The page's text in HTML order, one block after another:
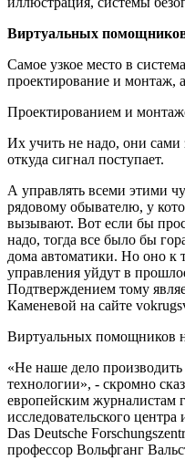
Виртуальных
Самое узкое место в
проектирование и монтаж,
Проектированием и
Их учить не надо, они сами
откуда сигнал поступает.
А управлять всеми этими
рядовому обывателю, у
вызывают. Вот если бы
надо, тогда все было бы
дома автоматики. Но оно к
управления уйдут в
Подтверждением тому
Каменевой на сайте
Виртуальных помощников
«Не наше дело
технологии», - скромно
европейским журналистам
исследовательского
Das Deutsche
профессор Вольфганг